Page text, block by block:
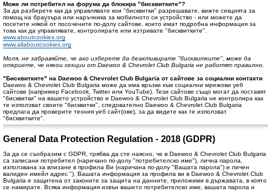
Може ли потребител на форума да блокира "бисквитките"?
За да разберете как да управлявате кои "бисквитки" разрешавате, вижте секцията за
помощ на браузъра или наръчника за мобилното си устройство - или можете да
посетите някой от посочените по-долу сайтове, които имат подробна информация за
това как да управлявате, контролирате или изтривате "бисквитките".
www.aboutcookies.org
www.allaboutcookies.org
Моля, не забравяйте, че ако изберете да деактивирате "бисквитките", може да
откриете, че някои секции от Daewoo & Chevrolet Club Bulgaria не работят правилно.
"Бисквитките" на Daewoo & Chevrolet Club Bulgaria от сайтове за социални контакти
Daewoo & Chevrolet Club Bulgaria може да има връзки към социални мрежови уеб
сайтове (например Facebook, Twitter или YouTube). Тези сайтове също могат да поставят
"бисквитки" на вашето устройство и Daewoo & Chevrolet Club Bulgaria не контролира как
те използват своите "бисквитки", следователно Daewoo & Chevrolet Club Bulgaria
предлага да проверите техния уеб сайт(ове), за да видите как те използват
"бисквитките".
General Data Protection Regulation - 2018 (GDPR)
За да се съобразим с GDPR, трябва да сте наясно, че в Daewoo & Chevrolet Club Bulgaria
са записани потребител (наричано по-долу "потребителско име"), лична парола,
използвана за влизане в профила Ви (наричана по-долу "Вашата парола") и личен
валиден имейл адрес "). Вашата информация за профила ви в Daewoo & Chevrolet Club
Bulgaria е защитена от законите за защита на данните, приложими в държавата, в която
се намирате. Всяка информация извън вашето потребителско име, вашата парола и